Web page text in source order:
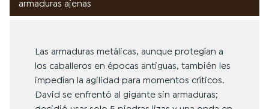
armaduras ajenas
Las armaduras metálicas, aunque protegían a
los caballeros en épocas antiguas, también les
impedían la agilidad para momentos críticos.
David se enfrentó al gigante sin armaduras;